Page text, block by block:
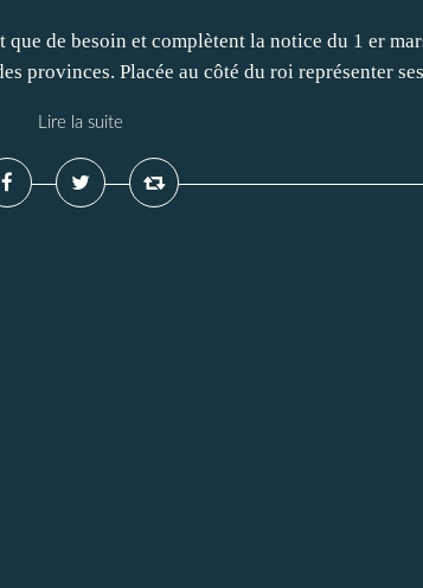
de besoin et complètent la notice du 1 er
provinces. Placée au côté du roi représenter
Lire la suite